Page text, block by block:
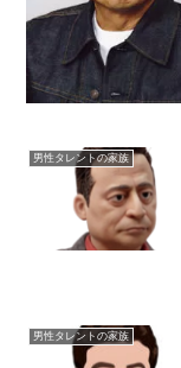
男性タレントの家族
男性タレントの家族